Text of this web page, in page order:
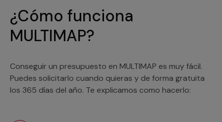
¿Cómo funciona
MULTIMAP?
Conseguir un presupuesto en MULTIMAP es muy fácil.
Puedes solicitarlo cuando quieras y de forma gratuita
los 365 días del año. Te explicamos como hacerlo: